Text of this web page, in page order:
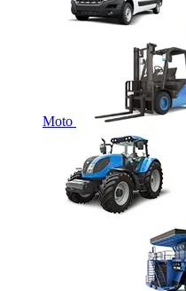
Moto